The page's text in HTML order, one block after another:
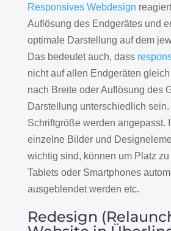
Responsives Webdesign
Auflösung des Endgerätes und
optimale Darstellung auf dem
Das bedeutet auch, dass
nicht auf allen Endgeräten
nach Breite oder Auflösung des
Darstellung unterschiedlich sein.
Schriftgröße werden angepasst.
einzelne Bilder und
wichtig sind, können um Platz
Tablets oder Smartphones
ausgeblendet werden etc.
Redesign